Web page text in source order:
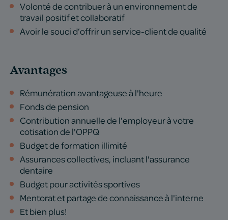
Volonté de contribuer à un environnement de
travail positif et collaboratif
Avoir le souci d’offrir un service-client de qualité
Avantages
Rémunération avantageuse à l'heure
Fonds de pension
Contribution annuelle de l'employeur à votre
cotisation de l'OPPQ
Budget de formation illimité
Assurances collectives, incluant l'assurance
dentaire
Budget pour activités sportives
Mentorat et partage de connaissance à l'interne
Et bien plus!